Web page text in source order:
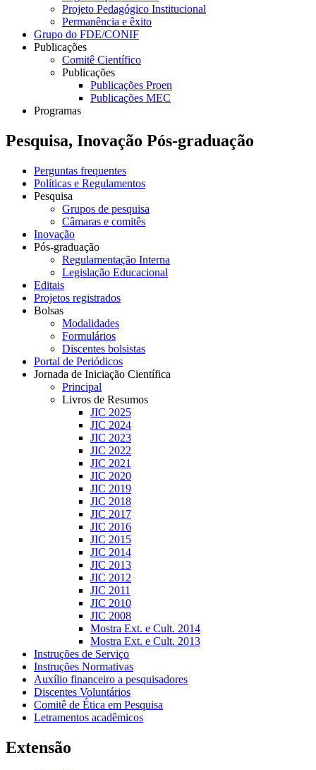
Projeto Pedagógico Institucional
Permanência e êxito
Grupo do FDE/CONIF
Publicações
Comitê Científico
Publicações
Publicações Proen
Publicações MEC
Programas
Pesquisa, Inovação Pós-graduação
Perguntas frequentes
Políticas e Regulamentos
Pesquisa
Grupos de pesquisa
Câmaras e comitês
Inovação
Pós-graduação
Regulamentação Interna
Legislação Educacional
Editais
Projetos registrados
Bolsas
Modalidades
Formulários
Discentes bolsistas
Portal de Periódicos
Jornada de Iniciação Científica
Principal
Livros de Resumos
JIC 2025
JIC 2024
JIC 2023
JIC 2022
JIC 2021
JIC 2020
JIC 2019
JIC 2018
JIC 2017
JIC 2016
JIC 2015
JIC 2014
JIC 2013
JIC 2012
JIC 2011
JIC 2010
JIC 2008
Mostra Ext. e Cult. 2014
Mostra Ext. e Cult. 2013
Instruções de Serviço
Instruções Normativas
Auxílio financeiro a pesquisadores
Discentes Voluntários
Comitê de Ética em Pesquisa
Letramentos acadêmicos
Extensão